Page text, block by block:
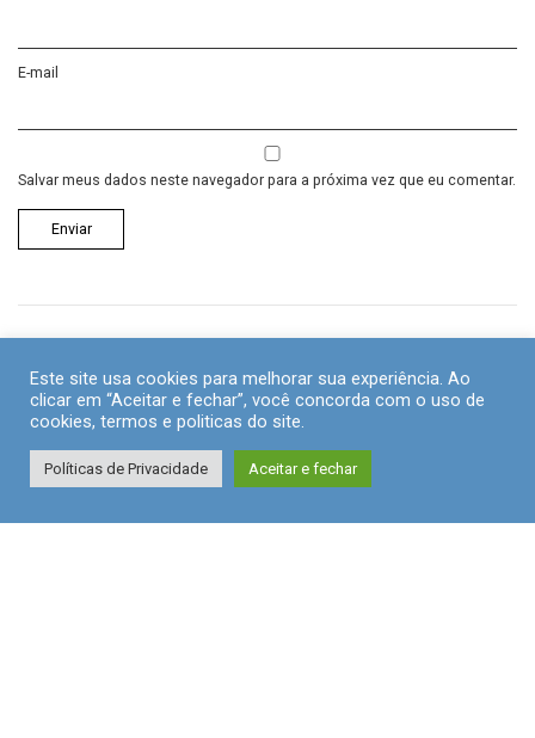
E-mail
Salvar meus dados neste navegador para a próxima vez que eu comentar.
Este site usa cookies para melhorar sua experiência. Ao
clicar em “Aceitar e fechar”, você concorda com o uso de
cookies, termos e politicas do site.
Políticas de Privacidade Aceitar e fechar